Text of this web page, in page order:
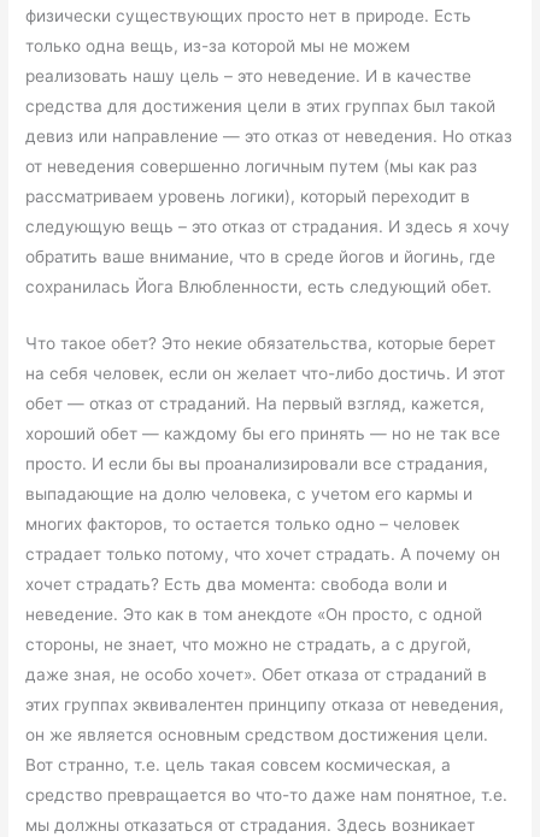
физически существующих просто нет в природе. Есть
только одна вещь, из-за которой мы не можем
реализовать нашу цель – это неведение. И в качестве
средства для достижения цели в этих группах был такой
девиз или направление — это отказ от неведения. Но отказ
от неведения совершенно логичным путем (мы как раз
рассматриваем уровень логики), который переходит в
следующую вещь – это отказ от страдания. И здесь я хочу
обратить ваше внимание, что в среде йогов и йогинь, где
сохранилась Йога Влюбленности, есть следующий обет.
Что такое обет? Это некие обязательства, которые берет
на себя человек, если он желает что-либо достичь. И этот
обет — отказ от страданий. На первый взгляд, кажется,
хороший обет — каждому бы его принять — но не так все
просто. И если бы вы проанализировали все страдания,
выпадающие на долю человека, с учетом его кармы и
многих факторов, то остается только одно – человек
страдает только потому, что хочет страдать. А почему он
хочет страдать? Есть два момента: свобода воли и
неведение. Это как в том анекдоте «Он просто, с одной
стороны, не знает, что можно не страдать, а с другой,
даже зная, не особо хочет». Обет отказа от страданий в
этих группах эквивалентен принципу отказа от неведения,
он же является основным средством достижения цели.
Вот странно, т.е. цель такая совсем космическая, а
средство превращается во что-то даже нам понятное, т.е.
мы должны отказаться от страдания. Здесь возникает